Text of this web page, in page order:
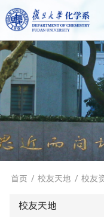
首页 / 校友天地 / 校友
校友天地